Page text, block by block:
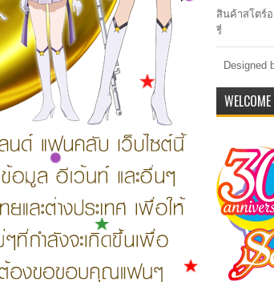
สินค้าสโตร์อ
รี่
Designed
WELCOME